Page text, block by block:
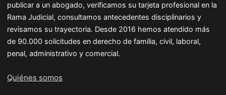
publicar a un abogado, verificamos su tarjeta profesional en la
Rama Judicial, consultamos antecedentes disciplinarios y
revisamos su trayectoria. Desde 2016 hemos atendido más
de 90.000 solicitudes en derecho de familia, civil, laboral,
penal, administrativo y comercial.
Quiénes somos